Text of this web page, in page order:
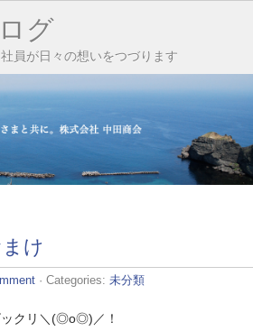
グ
員が日々の想いをつづります
け
· Categories: 未分類
クリ＼(◎o◎)／！